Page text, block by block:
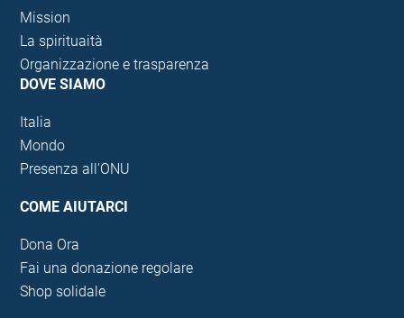
Mission
La spirituaità
Organizzazione e trasparenza
DOVE SIAMO
Italia
Mondo
Presenza all'ONU
COME AIUTARCI
Dona Ora
Fai una donazione regolare
Shop solidale